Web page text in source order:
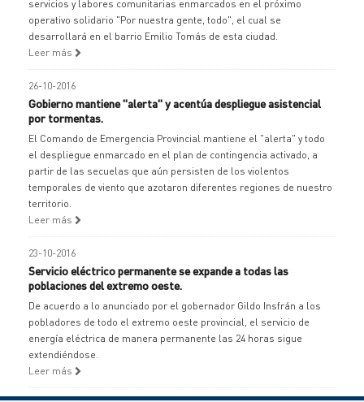
servicios y labores comunitarias enmarcados en el próximo
operativo solidario "Por nuestra gente, todo", el cual se
desarrollará en el barrio Emilio Tomás de esta ciudad.
Leer más
26-10-2016
Gobierno mantiene "alerta" y acentúa despliegue asistencial
por tormentas.
El Comando de Emergencia Provincial mantiene el "alerta" y todo
el despliegue enmarcado en el plan de contingencia activado, a
partir de las secuelas que aún persisten de los violentos
temporales de viento que azotaron diferentes regiones de nuestro
territorio.
Leer más
23-10-2016
Servicio eléctrico permanente se expande a todas las
poblaciones del extremo oeste.
De acuerdo a lo anunciado por el gobernador Gildo Insfrán a los
pobladores de todo el extremo oeste provincial, el servicio de
energía eléctrica de manera permanente las 24 horas sigue
extendiéndose.
Leer más